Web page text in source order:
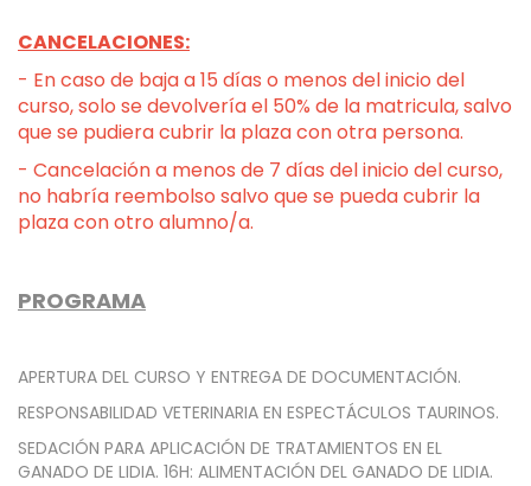
CANCELACIONES:
- En caso de baja a 15 días o menos del inicio del
curso, solo se devolvería el 50% de la matricula, salvo
que se pudiera cubrir la plaza con otra persona.
- Cancelación a menos de 7 días del inicio del curso,
no habría reembolso salvo que se pueda cubrir la
plaza con otro alumno/a.
PROGRAMA
APERTURA DEL CURSO Y ENTREGA DE DOCUMENTACIÓN.
RESPONSABILIDAD VETERINARIA EN ESPECTÁCULOS TAURINOS.
SEDACIÓN PARA APLICACIÓN DE TRATAMIENTOS EN EL
GANADO DE LIDIA. 16H: ALIMENTACIÓN DEL GANADO DE LIDIA.